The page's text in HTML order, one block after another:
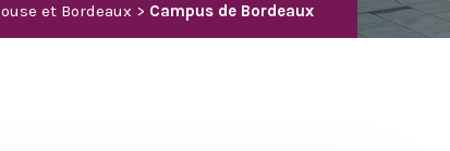
et Bordeaux Campus de Bordeaux